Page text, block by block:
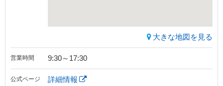
大きな地図を見る
営業時間 9:30～17:30
公式ページ 詳細情報